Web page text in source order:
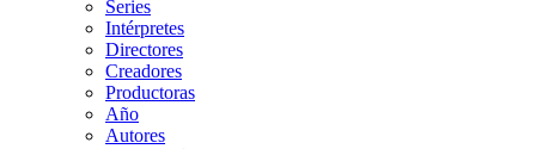
Series
Intérpretes
Directores
Creadores
Productoras
Año
Autores